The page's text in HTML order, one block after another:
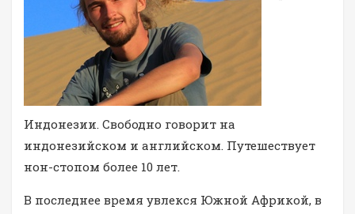
Индонезии. Свободно говорит на
индонезийском и английском. Путешествует
нон-стопом более 10 лет.
В последнее время увлекся Южной Африкой, в